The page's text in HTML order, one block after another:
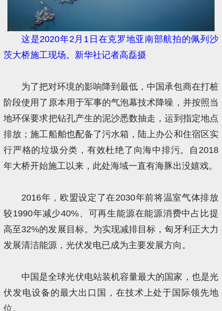
这是2020年2月1日在克罗地亚南部航拍的佩列沙
茨大桥施工现场。新华社记者高磊摄
为了把对环境的影响降到最低，中国承包商在打桩
阶段使用了原本用于军事的气泡幕技术降噪，并按照当
地环保要求把钻孔产生的泥沙悉数抽走，运到指定地点
排放；施工船舶也配备了污水箱，陆上办公和住宿区实
行严格的垃圾分类，有效杜绝了向海中排污。自2018
年大桥开始施工以来，此处海域一直有海豚出没嬉戏。
2016年，欧盟设定了在2030年前将温室气体排放
较1990年减少40%、可再生能源在能源消费中占比提
高至32%的发展目标。为实现减排目标，匈牙利正大力
发展清洁能源，光伏发电已成为主要发展方向。
中国是全球光伏电站装机容量最大的国家，也是光
伏发电设备的最大出口国，在技术上处于国际领先地
位。